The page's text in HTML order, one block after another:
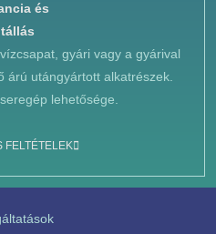
és
gyári vagy a gyárival
árú utángyártott alkatrészek.
lehetősége.
FELTÉTELEK